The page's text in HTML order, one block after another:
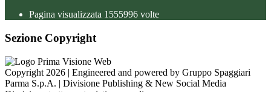
Pagina visualizzata 1555996 volte
Sezione Copyright
Copyright 2026 | Engineered and powered by Gruppo Spaggiari
Parma S.p.A. | Divisione Publishing & New Social Media